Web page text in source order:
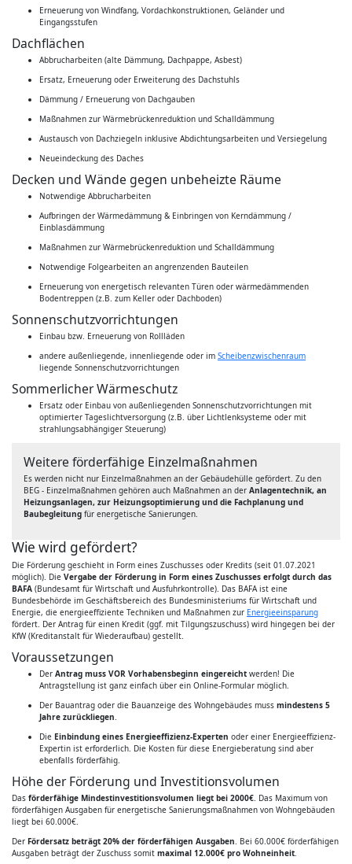
Erneuerung von Windfang, Vordachkonstruktionen, Geländer und
Eingangsstufen
Dachflächen
Abbrucharbeiten (alte Dämmung, Dachpappe, Asbest)
Ersatz, Erneuerung oder Erweiterung des Dachstuhls
Dämmung / Erneuerung von Dachgauben
Maßnahmen zur Wärmebrückenreduktion und Schalldämmung
Austausch von Dachziegeln inklusive Abdichtungsarbeiten und Versiegelung
Neueindeckung des Daches
Decken und Wände gegen unbeheizte Räume
Notwendige Abbrucharbeiten
Aufbringen der Wärmedämmung & Einbringen von Kerndämmung /
Einblasdämmung
Maßnahmen zur Wärmebrückenreduktion und Schalldämmung
Notwendige Folgearbeiten an angrenzenden Bauteilen
Erneuerung von energetisch relevanten Türen oder wärmedämmenden
Bodentreppen (z.B. zum Keller oder Dachboden)
Sonnenschutzvorrichtungen
Einbau bzw. Erneuerung von Rollläden
andere außenliegende, innenliegende oder im Scheibenzwischenraum
liegende Sonnenschutzvorrichtungen
Sommerlicher Wärmeschutz
Ersatz oder Einbau von außenliegenden Sonnenschutzvorrichtungen mit
optimierter Tageslichtversorgung (z.B. über Lichtlenksysteme oder mit
strahlungsabhängiger Steuerung)
Weitere förderfähige Einzelmaßnahmen
Es werden nicht nur Einzelmaßnahmen an der Gebäudehülle gefördert. Zu den
BEG - Einzelmaßnahmen gehören auch Maßnahmen an der Anlagentechnik, an
Heizungsanlagen, zur Heizungsoptimierung und die Fachplanung und
Baubegleitung für energetische Sanierungen.
Wie wird gefördert?
Die Förderung geschieht in Form eines Zuschusses oder Kredits (seit 01.07.2021
möglich). Die Vergabe der Förderung in Form eines Zuschusses erfolgt durch das
BAFA (Bundesamt für Wirtschaft und Ausfuhrkontrolle). Das BAFA ist eine
Bundesbehörde im Geschäftsbereich des Bundesministeriums für Wirtschaft und
Energie, die energieeffiziente Techniken und Maßnahmen zur Energieeinsparung
fördert. Der Antrag für einen Kredit (ggf. mit Tilgungszuschuss) wird hingegen bei der
KfW (Kreditanstalt für Wiederaufbau) gestellt.
Voraussetzungen
Der Antrag muss VOR Vorhabensbeginn eingereicht werden! Die
Antragstellung ist ganz einfach über ein Online-Formular möglich.
Der Bauantrag oder die Bauanzeige des Wohngebäudes muss mindestens 5
Jahre zurückliegen.
Die Einbindung eines Energieeffizienz-Experten oder einer Energieeffizienz-
Expertin ist erforderlich. Die Kosten für diese Energieberatung sind aber
ebenfalls förderfähig.
Höhe der Förderung und Investitionsvolumen
Das förderfähige Mindestinvestitionsvolumen liegt bei 2000€. Das Maximum von
förderfähigen Ausgaben für energetische Sanierungsmaßnahmen von Wohngebäuden
liegt bei 60.000€.
Der Fördersatz beträgt 20% der förderfähigen Ausgaben. Bei 60.000€ förderfähigen
Ausgaben beträgt der Zuschuss somit maximal 12.000€ pro Wohneinheit.